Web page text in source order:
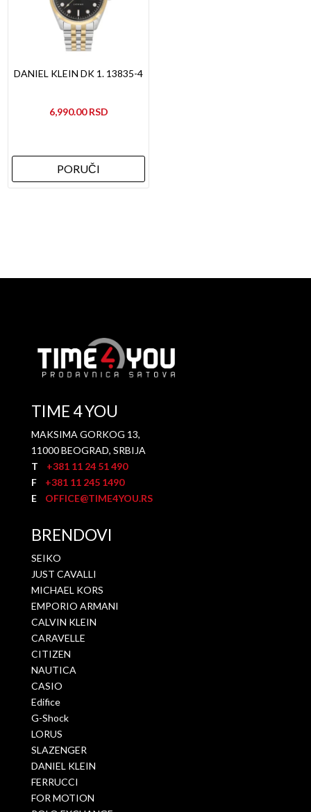
DANIEL KLEIN DK 1. 13835-4
6,990.00
PORUČI
TIME 4 YOU
MAKSIMA GORKOG 13,
11000 BEOGRAD, SRBIJA
T +381 11 24 51 490
F+381 11 245 1490
E OFFICE@TIME4YOU.RS
BRENDOVI
SEIKO
JUST CAVALLI
MICHAEL KORS
EMPORIO ARMANI
CALVIN KLEIN
CARAVELLE
CITIZEN
NAUTICA
CASIO
Edifice
G-Shock
LORUS
SLAZENGER
DANIEL KLEIN
FERRUCCI
FOR MOTION